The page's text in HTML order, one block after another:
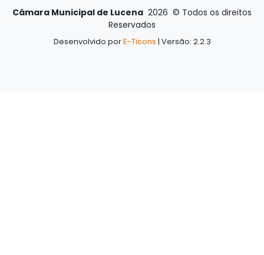
Câmara Municipal de Lucena 2026 © Todos os direitos
Reservados
Desenvolvido porE-Ticons | Versão: 2.2.3